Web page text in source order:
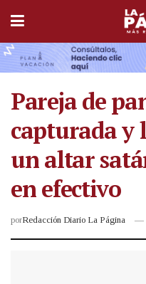
Pareja de
capturada y
un altar
en efectivo
porRedacción Diario La Página